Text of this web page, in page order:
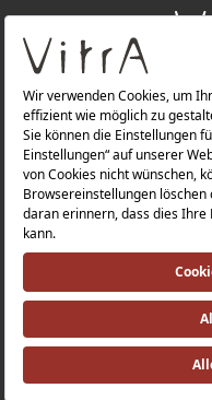
ÜBER UNS
PRODUKTE